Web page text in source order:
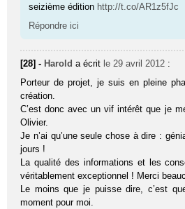
seizième édition http://t.co/AR1z5fJc
Répondre ici
[28] - Harold a écrit le 29 avril 2012 :
Porteur de projet, je suis en pleine
création.
C’est donc avec un vif intérêt que je
Olivier.
Je n’ai qu’une seule chose à dire :
jours !
La qualité des informations et les
véritablement exceptionnel ! Merci
Le moins que je puisse dire, c’est
moment pour moi.